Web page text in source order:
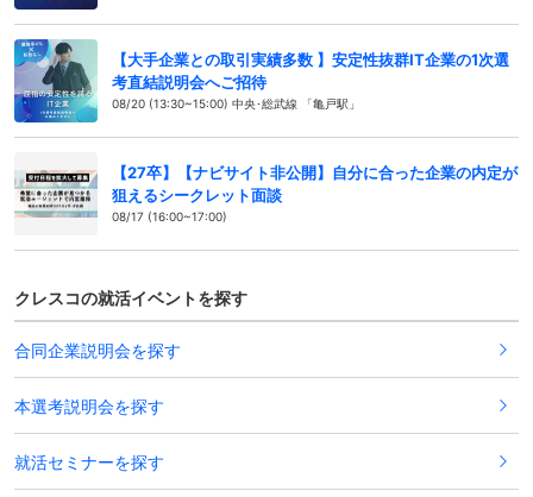
【大手企業との取引実績多数 】安定性抜群IT企業の1次選
考直結説明会へご招待
08/20 (13:30~15:00) 中央･総武線 「亀戸駅」
【27卒】【ナビサイト非公開】自分に合った企業の内定が
狙えるシークレット面談
08/17 (16:00~17:00)
クレスコの就活イベントを探す
合同企業説明会を探す
本選考説明会を探す
就活セミナーを探す